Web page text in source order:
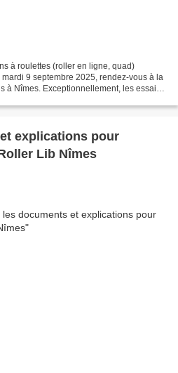
à roulettes (roller en ligne, quad)
9 septembre 2025, rendez-vous à la
à Nîmes. Exceptionnellement, les essais
explications pour
Lib Nîmes